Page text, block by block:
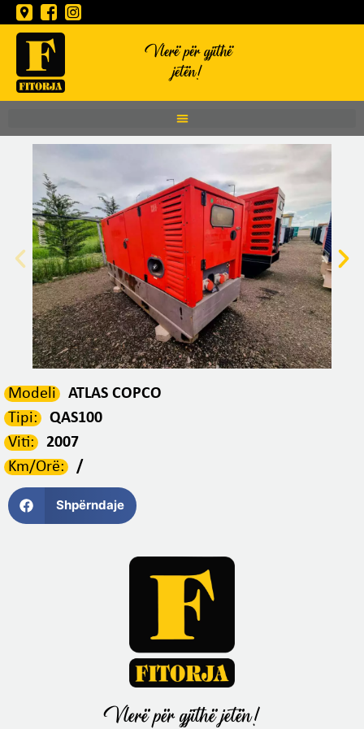
Vlerë për gjithë
jetën!
Modeli
ATLAS COPCO
Tipi:
QAS100
Viti:
2007
Km/Orë:
/
Shpërndaje
Vlerë për gjithë jetën!